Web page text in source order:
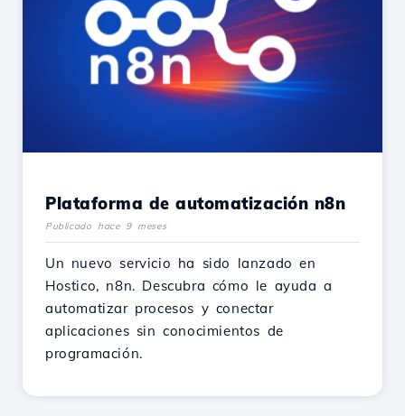
Plataforma de automatización n8n
Publicado hace 9 meses
Un nuevo servicio ha sido lanzado en
Hostico, n8n. Descubra cómo le ayuda a
automatizar procesos y conectar
aplicaciones sin conocimientos de
programación.